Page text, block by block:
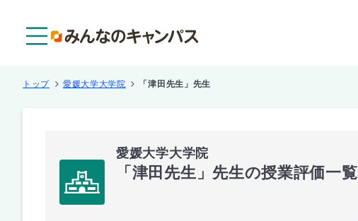
トップ 愛媛大学大学院 「津田先生」先生
愛媛大学大学院
「津田先生」先生の授業評価一覧